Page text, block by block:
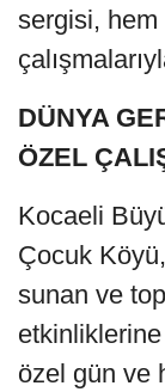
sergisi, hem
DÜNYA
ÖZEL
Kocaeli
Çocuk
sunan ve
özel gün ve